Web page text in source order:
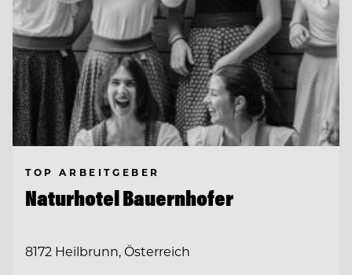
TOP ARBEITGEBER
Naturhotel Bauernhofer
8172 Heilbrunn, Österreich